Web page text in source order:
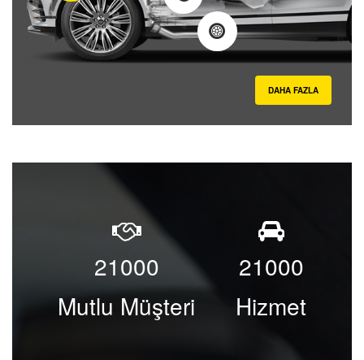
DAHA FAZLA
21000
Mutlu Müşteri
21000
Hizmet